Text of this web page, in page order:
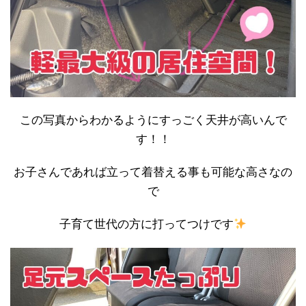
この写真からわかるようにすっごく天井が高いんで
す！！
お子さんであれば立って着替える事も可能な高さなの
で
子育て世代の方に打ってつけです